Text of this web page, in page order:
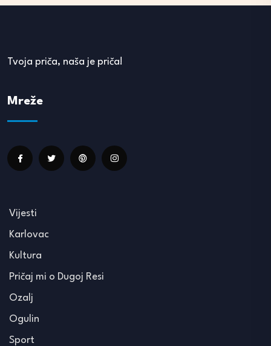
Tvoja priča, naša je priča!
Mreže
Vijesti
Karlovac
Kultura
Pričaj mi o Dugoj Resi
Ozalj
Ogulin
Sport